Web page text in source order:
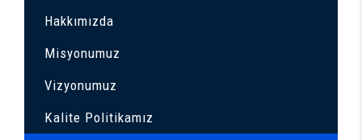
Hakkımızda
Misyonumuz
Vizyonumuz
Kalite Politikamız